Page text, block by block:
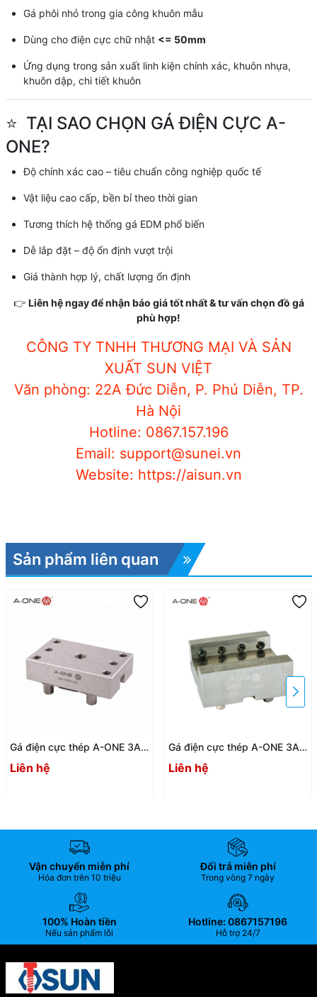
Gá phôi nhỏ trong gia công khuôn mẫu
Dùng cho điện cực chữ nhật <= 50mm
Ứng dụng trong sản xuất linh kiện chính xác, khuôn nhựa,
khuôn dập, chi tiết khuôn
⭐ TẠI SAO CHỌN GÁ ĐIỆN CỰC A-
ONE?
Độ chính xác cao – tiêu chuẩn công nghiệp quốc tế
Vật liệu cao cấp, bền bỉ theo thời gian
Tương thích hệ thống gá EDM phổ biến
Dễ lắp đặt – độ ổn định vượt trội
Giá thành hợp lý, chất lượng ổn định
👉 Liên hệ ngay để nhận báo giá tốt nhất & tư vấn chọn đồ gá
phù hợp!
CÔNG TY TNHH THƯƠNG MẠI VÀ SẢN
XUẤT SUN VIỆT
Văn phòng: 22A Đức Diễn, P. Phú Diễn, TP.
Hà Nội
Hotline: 0867.157.196
Email: support@sunei.vn
Website: https://aisun.vn
Sản phẩm liên quan
Gá điện cực thép A-ONE 3A-
520124 | Steel holder
Liên hệ
Gá điện cực thép A-ONE 3A-
520118 U45 (Bộ 12 cái) |
Steel holder
Liên hệ
Vận chuyển miễn phí
Hóa đơn trên 10 triệu
Đổi trả miễn phí
Trong vòng 7 ngày
100% Hoàn tiền
Nếu sản phẩm lỗi
Hotline: 0867157196
Hỗ trợ 24/7